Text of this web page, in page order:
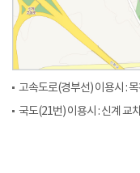
고속도로(경부선) 이용시 :
국도(21번) 이용시 : 신계 교